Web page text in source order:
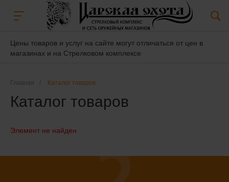
Цены товаров и услуг на сайте могут отличаться от цен в
магазинах и на Стрелковом комплексе
Главная Каталог товаров
Каталог товаров
Элемент не найден